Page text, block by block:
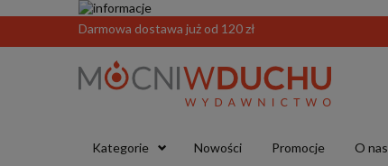
Darmowa dostawa już od 120 zł
Kategorie Nowości Promocje O nas